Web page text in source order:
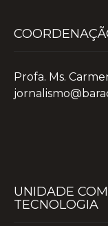
Profa. Ms.
UNIDADE
TECNOLOGIA